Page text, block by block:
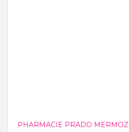
PHARMACIE PRADO MERMOZ